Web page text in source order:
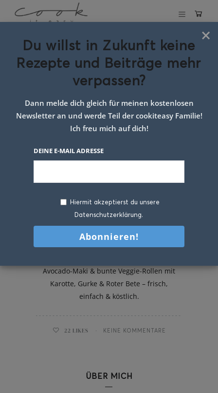
Schlagwort:Sushi
mit Frischkäse
Zweierlei Sushi
Avocado-Maki & bunte Veggie-Rollen mit
Karotte, Gurke & Roter Bete – frisch,
einfach & köstlich.
22 LIKES KEINE KOMMENTARE
ÜBER MICH
×
Du willst in Zukunft keine
Rezepte und Beiträge mehr
verpassen?
Dann melde dich gleich für meinen kostenlosen
Newsletter an und werde Teil der cookiteasy Familie!
Ich freu mich auf dich!
DEINE E-MAIL ADRESSE
Hiermit akzeptierst du unsere
Datenschutzerklärung.